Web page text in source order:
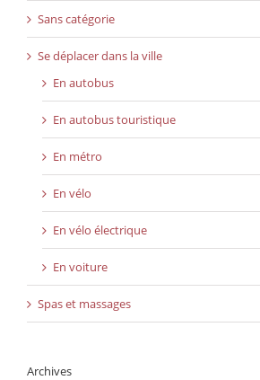
Sans catégorie
Se déplacer dans la ville
En autobus
En autobus touristique
En métro
En vélo
En vélo électrique
En voiture
Spas et massages
Archives